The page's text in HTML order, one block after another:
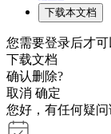
下载本文档
您需要登录后才可
下载文档
确认删除?
取消 确定
您好，有任何疑问